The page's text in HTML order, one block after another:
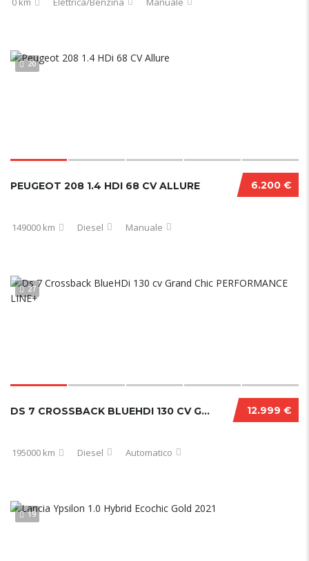
20
6.200 €
PEUGEOT 208 1.4 HDI 68 CV ALLURE
149000 km Diesel Manuale
27
12.999 €
DS 7 CROSSBACK BLUEHDI 130 CV GRAND CHIC PERFORMANCE LINE+
195000 km Diesel Automatico
19